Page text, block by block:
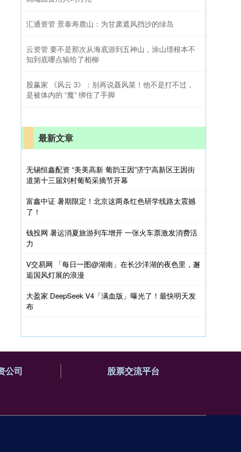
汇通资管 景泰寿鹿山：为甘肃遮风挡沙的绿岛
云资管 要不是那次从海底游到五神山，涂山璟根本不
知到底哪点输给了相柳
股赢家 《风云 3》：别再说聂风菜！他不是打不过，
是被体内的 “魔” 绑住了手脚
最新文章
无锡恒鑫配资 “美美高新 葡韵王因”济宁高新区王因街
道第十三届刘村葡萄采摘节开幕
富鑫中证 暑期限定！北京这两条红色研学线路太震撼
了！
钱投网 暑运消夏旅游列车增开 一张火车票激发消费活
力
V交易网 「每日一图@湖南」在长沙洋湖的夜色里，邂
逅国风灯展的浪漫
大盈家 DeepSeek V4「满血版」曝光了！最快明天发
布
公司 股票交流平台